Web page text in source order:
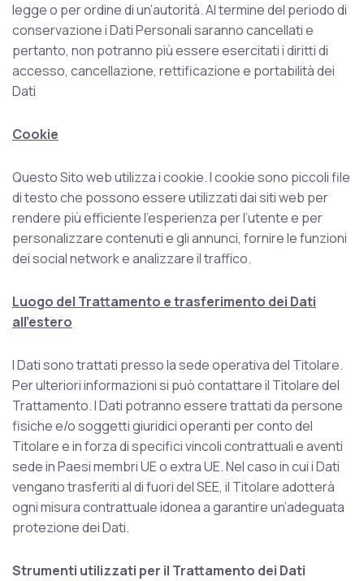
legge o per ordine di un’autorità. Al termine del periodo di
conservazione i Dati Personali saranno cancellati e
pertanto, non potranno più essere esercitati i diritti di
accesso, cancellazione, rettificazione e portabilità dei
Dati
Cookie
Questo Sito web utilizza i cookie. I cookie sono piccoli file
di testo che possono essere utilizzati dai siti web per
rendere più efficiente l’esperienza per l’utente e per
personalizzare contenuti e gli annunci, fornire le funzioni
dei social network e analizzare il traffico.
Luogo del Trattamento e trasferimento dei Dati
all’estero
I Dati sono trattati presso la sede operativa del Titolare.
Per ulteriori informazioni si può contattare il Titolare del
Trattamento. I Dati potranno essere trattati da persone
fisiche e/o soggetti giuridici operanti per conto del
Titolare e in forza di specifici vincoli contrattuali e aventi
sede in Paesi membri UE o extra UE. Nel caso in cui i Dati
vengano trasferiti al di fuori del SEE, il Titolare adotterà
ogni misura contrattuale idonea a garantire un’adeguata
protezione dei Dati.
Strumenti utilizzati per il Trattamento dei Dati